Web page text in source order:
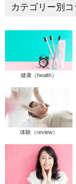
カテゴリー別コ
健康（health）
体験（review）